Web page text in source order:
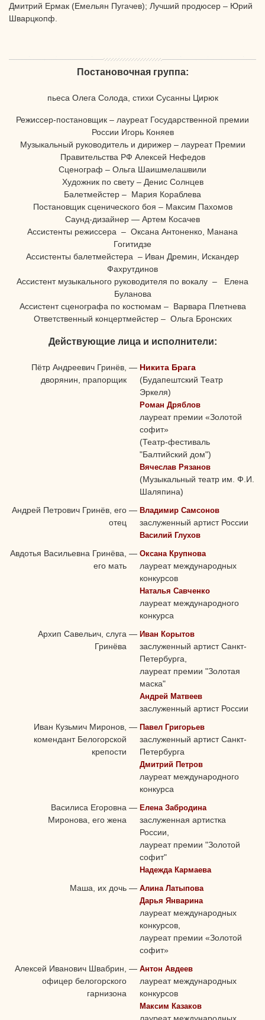
Дмитрий Ермак (Емельян Пугачев); Лучший продюсер – Юрий
Шварцкопф.
Постановочная группа:
пьеса Олега Солода, стихи Сусанны Цирюк
Режиссер-постановщик – лауреат Государственной премии
России Игорь Коняев
Музыкальный руководитель и дирижер – лауреат Премии
Правительства РФ Алексей Нефедов
Сценограф – Ольга Шаишмелашвили
Художник по свету – Денис Солнцев
Балетмейстер – Мария Кораблева
Постановщик сценического боя – Максим Пахомов
Саунд-дизайнер — Артем Косачев
Ассистенты режиссера – Оксана Антоненко, Манана
Гогитидзе
Ассистенты балетмейстера – Иван Дремин, Искандер
Фахрутдинов
Ассистент музыкального руководителя по вокалу – Елена
Буланова
Ассистент сценографа по костюмам – Варвара Плетнева
Ответственный концертмейстер – Ольга Бронских
Действующие лица и исполнители:
Пётр Андреевич Гринёв,
дворянин, прапорщик
— Никита Брага
(Будапештский Театр
Эркеля)
Роман Дряблов
лауреат премии «Золотой
софит»
(Театр-фестиваль
"Балтийский дом")
Вячеслав Рязанов
(Музыкальный театр им. Ф.И.
Шаляпина)
Андрей Петрович Гринёв, его
отец
— Владимир Самсонов
заслуженный артист России
Василий Глухов
Авдотья Васильевна Гринёва,
его мать
— Оксана Крупнова
лауреат международных
конкурсов
Наталья Савченко
лауреат международного
конкурса
Архип Савельич, слуга
Гринёва
— Иван Корытов
заслуженный артист Санкт-
Петербурга,
лауреат премии "Золотая
маска"
Андрей Матвеев
заслуженный артист России
Иван Кузьмич Миронов,
комендант Белогорской
крепости
— Павел Григорьев
заслуженный артист Санкт-
Петербурга
Дмитрий Петров
лауреат международного
конкурса
Василиса Егоровна
Миронова, его жена
— Елена Забродина
заслуженная артистка
России,
лауреат премии "Золотой
софит"
Надежда Кармаева
Маша, их дочь — Алина Латыпова
Дарья Январина
лауреат международных
конкурсов,
лауреат премии «Золотой
софит»
Алексей Иванович Швабрин,
офицер белогорского
гарнизона
— Антон Авдеев
лауреат международных
конкурсов
Максим Казаков
лауреат международных